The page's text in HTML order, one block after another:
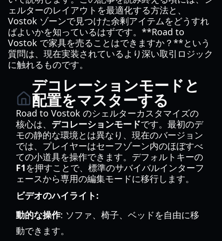
ェルターのレイアウトを最適化する方法と、
Vostok ゾーンで見つけた余剰アイテムをどうすれ
ばよいかを知っているはずです。**Road to
Vostok で家具を売ることはできますか？**という
質問は、現在実装されているより深い取引ロジック
に触れるものです。
デコレーションモードと
配置をマスターする
Road to Vostok のシェルターカスタマイズの
核心は、 デコレーションモードです。最初のデ
モの静的な環境とは異なり、現在のバージョン
では、プレイヤーはセーフゾーン内のほぼすべ
ての小道具を操作できます。デフォルトキーの
F1を押すことで、標準のサバイバルインターフ
ェースから専用の編集モードに移行します。
ビデオのハイライト:
動的な操作: ソファ、椅子、ベッドを自由に移
動できます。